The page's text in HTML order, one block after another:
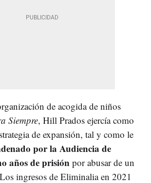
de acogida de niños
Siempre, Hill Prados ejercía como
de expansión, tal y como le
por la Audiencia de
años de prisión por abusar de un
ingresos de Eliminalia en 2021